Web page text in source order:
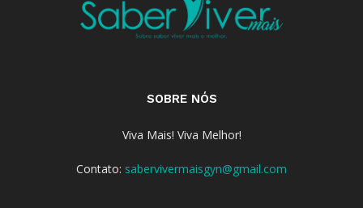
SOBRE NÓS
Viva Mais! Viva Melhor!
Contato: sabervivermaisgyn@gmail.com